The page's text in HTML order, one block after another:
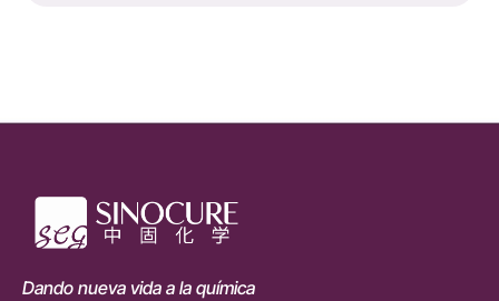
Dando nueva vida a la química